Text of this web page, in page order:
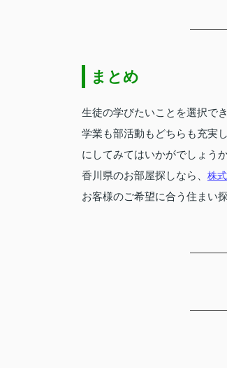
まとめ
生徒の学びたいことを選択で
学業も部活動もどちらも充実
にしてみてはいかがでしょうか
香川県のお部屋探しなら、 株
お客様のご希望に合う住まい